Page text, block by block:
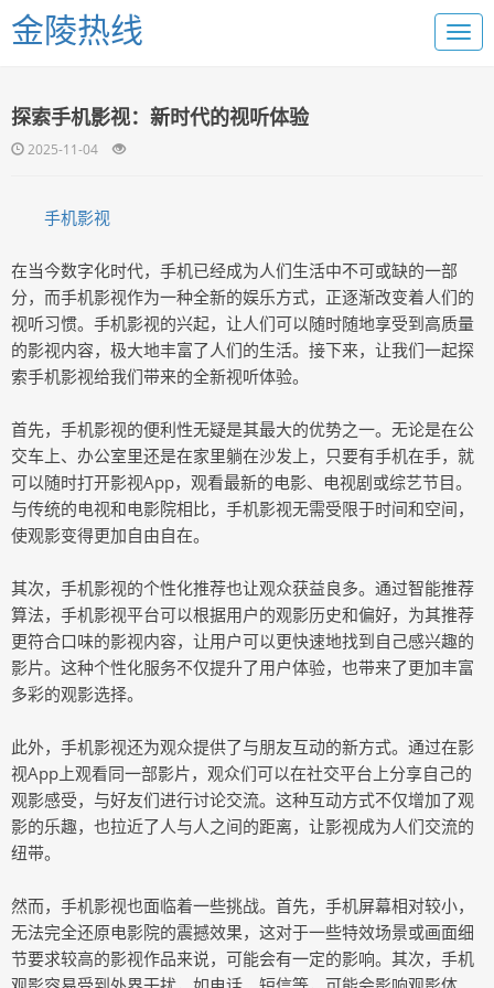
金陵热线
探索手机影视：新时代的视听体验
2025-11-04
手机影视
在当今数字化时代，手机已经成为人们生活中不可或缺的一部
分，而手机影视作为一种全新的娱乐方式，正逐渐改变着人们的
视听习惯。手机影视的兴起，让人们可以随时随地享受到高质量
的影视内容，极大地丰富了人们的生活。接下来，让我们一起探
索手机影视给我们带来的全新视听体验。
首先，手机影视的便利性无疑是其最大的优势之一。无论是在公
交车上、办公室里还是在家里躺在沙发上，只要有手机在手，就
可以随时打开影视App，观看最新的电影、电视剧或综艺节目。
与传统的电视和电影院相比，手机影视无需受限于时间和空间，
使观影变得更加自由自在。
其次，手机影视的个性化推荐也让观众获益良多。通过智能推荐
算法，手机影视平台可以根据用户的观影历史和偏好，为其推荐
更符合口味的影视内容，让用户可以更快速地找到自己感兴趣的
影片。这种个性化服务不仅提升了用户体验，也带来了更加丰富
多彩的观影选择。
此外，手机影视还为观众提供了与朋友互动的新方式。通过在影
视App上观看同一部影片，观众们可以在社交平台上分享自己的
观影感受，与好友们进行讨论交流。这种互动方式不仅增加了观
影的乐趣，也拉近了人与人之间的距离，让影视成为人们交流的
纽带。
然而，手机影视也面临着一些挑战。首先，手机屏幕相对较小，
无法完全还原电影院的震撼效果，这对于一些特效场景或画面细
节要求较高的影视作品来说，可能会有一定的影响。其次，手机